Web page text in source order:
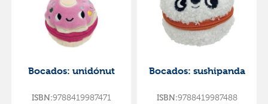
Bocados: unidónut
ISBN:9788419987471
Bocados: sushipanda
ISBN:9788419987488